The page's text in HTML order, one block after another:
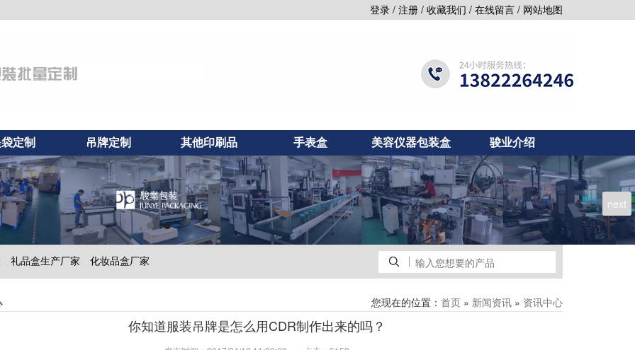
登录 / 注册 / 收藏我们 / 在线留言 / 网站地图
定制 吊牌定制 其他印刷品 手表盒 美容仪器包装盒 骏业介绍
next
礼品盒生产厂家 化妆品盒厂家
您现在的位置： 首页 » 新闻资讯 » 资讯中心
你知道服装吊牌是怎么用CDR制作出来的吗？